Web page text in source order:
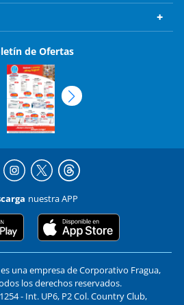
de Ofertas
nuestra APP
una empresa de Corporativo Fragua,
los derechos reservados.
- Int. UP6, P2 Col. Country Club,